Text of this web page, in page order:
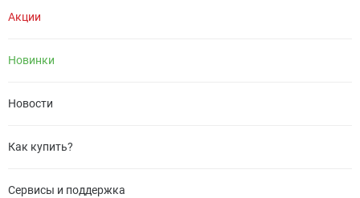
Акции
Новинки
Новости
Как купить?
Сервисы и поддержка